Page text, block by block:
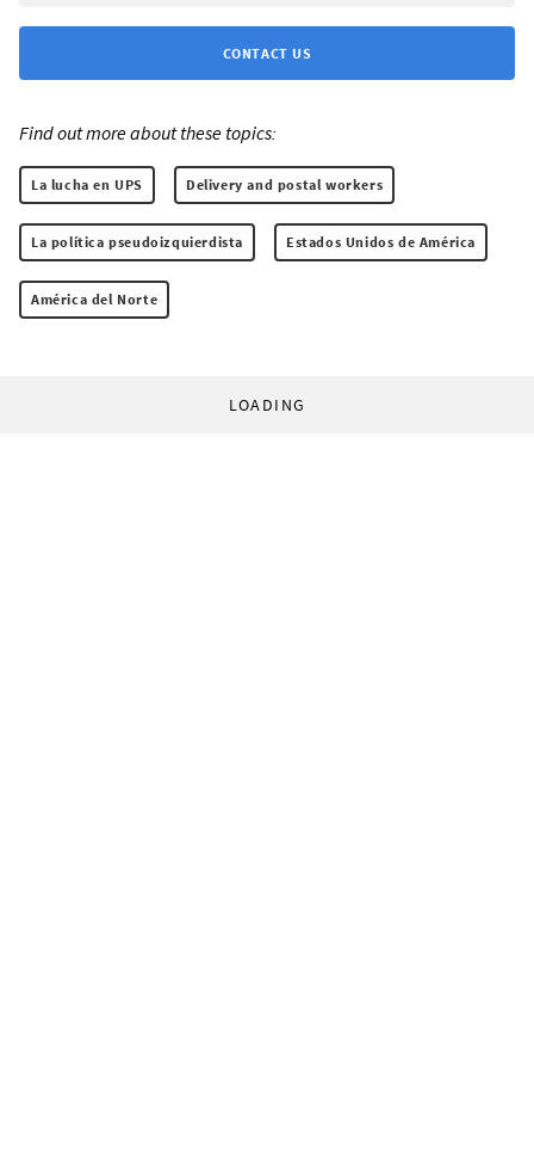
CONTACT US
Find out more about these topics:
La lucha en UPS Delivery and postal workers
La política pseudoizquierdista Estados Unidos de América
América del Norte
LOADING